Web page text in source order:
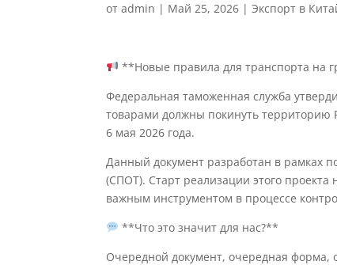
отadmin | Май 25, 2026 |Экспорт в
**Новые правила для транспорта на
Федеральная таможенная служба
товарами должны покинуть
6 мая 2026 года.
Данный документ разработан в рамках
(СПОТ). Старт реализации этого
важным инструментом в процессе
**Что это значит для нас?**
Очередной документ, очередная форма,